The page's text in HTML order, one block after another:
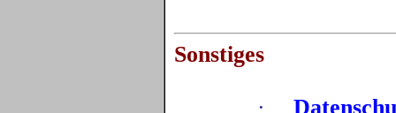
Sonstiges
·